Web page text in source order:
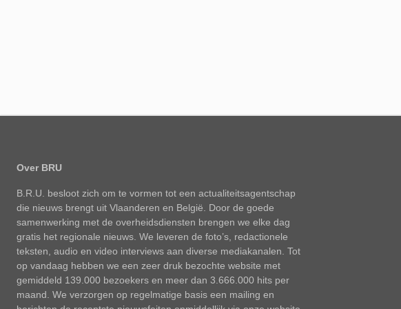
Over BRU
B.R.U. besloot zich om te vormen tot een actualiteitsagentschap
die nieuws brengt uit Vlaanderen en België. Door de goede
samenwerking met de overheidsdiensten brengen we elke dag
gratis het regionale nieuws. We leveren de foto’s, redactionele
teksten, audio en video interviews aan diverse mediakanalen. Tot
op vandaag hebben we een zeer druk bezochte website met
gemiddeld 139.000 bezoekers en meer dan 3.666.000 hits per
maand. We verzorgen op regelmatige basis een mailing en